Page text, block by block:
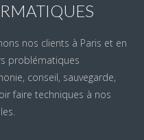
nos clients à Paris et en
problématiques
conseil, sauvegarde,
faire techniques à nos